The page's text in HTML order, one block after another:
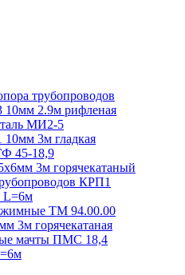
трубопроводов
10мм 2.9м рифленая
МИ2-5
3м гладкая
45-18,9
3м горячекатаный
КРП1
L=6м
ТМ 94.00.00
3м горячекатаная
мачты ПМС 18,4